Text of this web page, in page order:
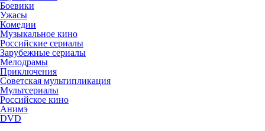
Боевики
Ужасы
Комедии
Музыкальное кино
Российские сериалы
Зарубежные сериалы
Мелодрамы
Приключения
Советская мультипликация
Мультсериалы
Российское кино
Анимэ
DVD